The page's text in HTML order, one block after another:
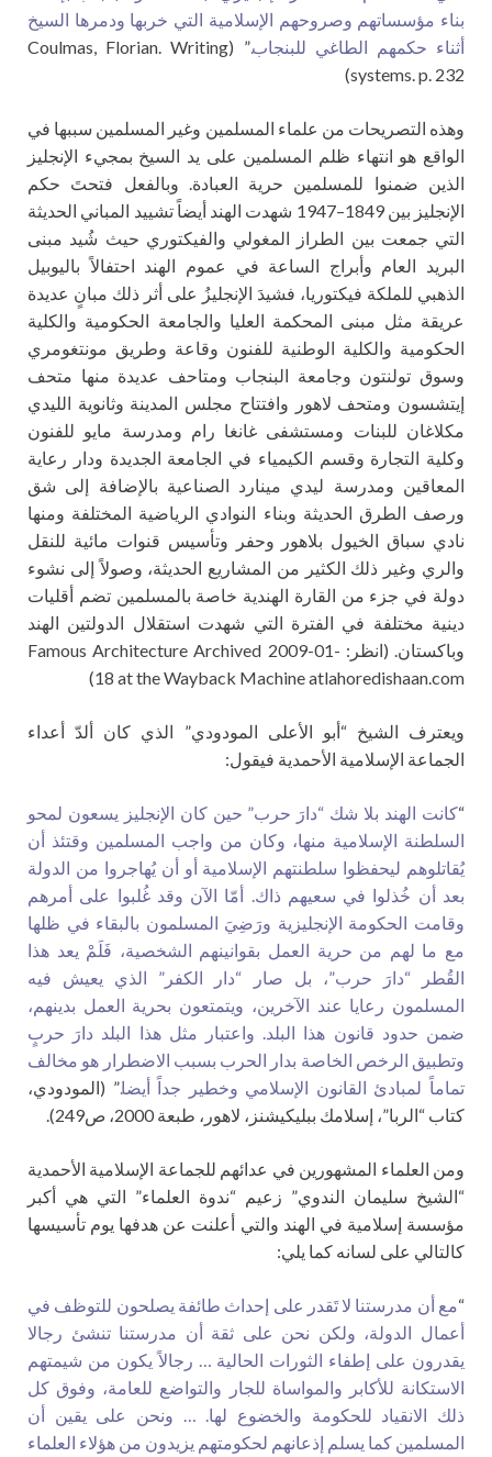
بناء مؤسساتهم وصروحهم الإسلامية التي خربها ودمرها السيخ
أثناء حكمهم الطاغي للبنجاب.
” (Coulmas, Florian. Writing
systems. p. 232)
وهذه التصريحات من علماء المسلمين وغير المسلمين سببها في
الواقع هو انتهاء ظلم المسلمين على يد السيخ بمجيء الإنجليز
الذين ضمنوا للمسلمين حرية العبادة. وبالفعل فتحتَ حكم
الإنجليز بين 1849–1947 شهدت الهند أيضاً تشييد المباني الحديثة
التي جمعت بين الطراز المغولي والفيكتوري حيث شُيد مبنى
البريد العام وأبراج الساعة في عموم الهند احتفالاً باليوبيل
الذهبي للملكة فيكتوريا، فشيدَ الإنجليزُ على أثر ذلك مبانٍ عديدة
عريقة مثل مبنى المحكمة العليا والجامعة الحكومية والكلية
الحكومية والكلية الوطنية للفنون وقاعة وطريق مونتغومري
وسوق تولنتون وجامعة البنجاب ومتاحف عديدة منها متحف
إيتشسون ومتحف لاهور وافتتاح مجلس المدينة وثانوية الليدي
مكلاغان للبنات ومستشفى غانغا رام ومدرسة مايو للفنون
وكلية التجارة وقسم الكيمياء في الجامعة الجديدة ودار رعاية
المعاقين ومدرسة ليدي مينارد الصناعية بالإضافة إلى شق
ورصف الطرق الحديثة وبناء النوادي الرياضية المختلفة ومنها
نادي سباق الخيول بلاهور وحفر وتأسيس قنوات مائية للنقل
والري وغير ذلك الكثير من المشاريع الحديثة، وصولاً إلى نشوء
دولة في جزء من القارة الهندية خاصة بالمسلمين تضم أقليات
دينية مختلفة في الفترة التي شهدت استقلال الدولتين الهند
وباكستان. (انظر: Famous Architecture Archived 2009-01-
18 at the Wayback Machine atlahoredishaan.com)
ويعترف الشيخ “أبو الأعلى المودودي” الذي كان ألدّ أعداء
الجماعة الإسلامية الأحمدية فيقول:
“كانت الهند بلا شك “دارَ حرب” حين كان الإنجليز يسعون لمحو
السلطنة الإسلامية منها، وكان من واجب المسلمين وقتئذ أن
يُقاتلوهم ليحفظوا سلطنتهم الإسلامية أو أن يُهاجروا من الدولة
بعد أن خُذلوا في سعيهم ذاك. أمّا الآن وقد غُلبوا على أمرهم
وقامت الحكومة الإنجليزية ورَضِيَ المسلمون بالبقاء في ظلها
مع ما لهم من حرية العمل بقوانينهم الشخصية، فَلَمْ يعد هذا
القُطر “دارَ حرب”، بل صار “دار الكفر” الذي يعيش فيه
المسلمون رعايا عند الآخرين، ويتمتعون بحرية العمل بدينهم،
ضمن حدود قانون هذا البلد. واعتبار مثل هذا البلد دارَ حربٍ
وتطبيق الرخص الخاصة بدار الحرب بسبب الاضطرار هو مخالف
تماماً لمبادئ القانون الإسلامي وخطير جداً أيضا.” (المودودي،
كتاب “الربا”، إسلامك ببليكيشنز، لاهور، طبعة 2000، ص249).
ومن العلماء المشهورين في عدائهم للجماعة الإسلامية الأحمدية
“الشيخ سليمان الندوي” زعيم “ندوة العلماء” التي هي أكبر
مؤسسة إسلامية في الهند والتي أعلنت عن هدفها يوم تأسيسها
كالتالي على لسانه كما يلي:
“مع أن مدرستنا لا تَقدر على إحداث طائفة يصلحون للتوظف في
أعمال الدولة، ولكن نحن على ثقة أن مدرستنا تنشئ رجالا
يقدرون على إطفاء الثورات الحالية … رجالاً يكون من شيمتهم
الاستكانة للأكابر والمواساة للجار والتواضع للعامة، وفوق كل
ذلك الانقياد للحكومة والخضوع لها. … ونحن على يقين أن
المسلمين كما يسلم إذعانهم لحكومتهم يزيدون من هؤلاء العلماء